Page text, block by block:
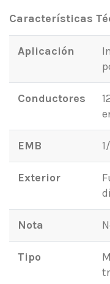
Características
Aplicación
Conductores
EMB
Exterior
Nota
Tipo